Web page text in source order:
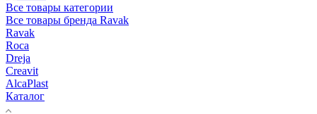
Все товары категории
Все товары бренда Ravak
Ravak
Roca
Dreja
Creavit
AlcaPlast
Каталог